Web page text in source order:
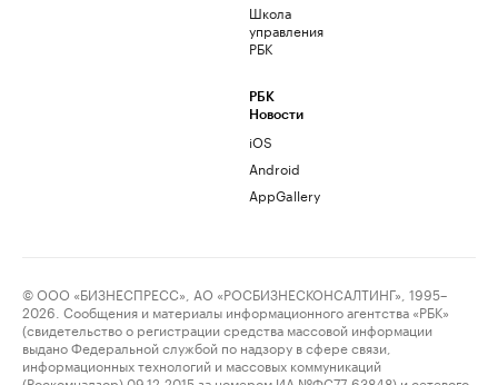
Школа
управления
РБК
РБК
Новости
iOS
Android
AppGallery
© ООО «БИЗНЕСПРЕСС», АО «РОСБИЗНЕСКОНСАЛТИНГ», 1995–
2026. Сообщения и материалы информационного агентства «РБК»
(свидетельство о регистрации средства массовой информации
выдано Федеральной службой по надзору в сфере связи,
информационных технологий и массовых коммуникаций